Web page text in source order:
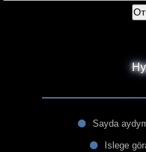
Sayda
Islege